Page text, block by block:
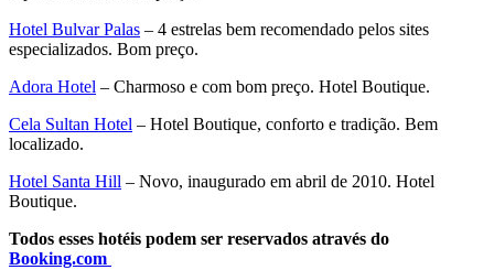
Hotel Bulvar Palas – 4 estrelas bem recomendado pelos sites
especializados. Bom preço.
Adora Hotel – Charmoso e com bom preço. Hotel Boutique.
Cela Sultan Hotel – Hotel Boutique, conforto e tradição. Bem
localizado.
Hotel Santa Hill – Novo, inaugurado em abril de 2010. Hotel
Boutique.
Todos esses hotéis podem ser reservados através do
Booking.com